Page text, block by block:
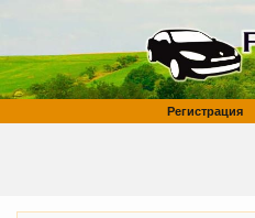
Регистрация